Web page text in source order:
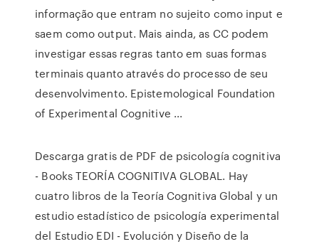
informação que entram no sujeito como input e
saem como output. Mais ainda, as CC podem
investigar essas regras tanto em suas formas
terminais quanto através do processo de seu
desenvolvimento. Epistemological Foundation
of Experimental Cognitive ...
Descarga gratis de PDF de psicología cognitiva
- Books TEORÍA COGNITIVA GLOBAL. Hay
cuatro libros de la Teoría Cognitiva Global y un
estudio estadístico de psicología experimental
del Estudio EDI - Evolución y Diseño de la